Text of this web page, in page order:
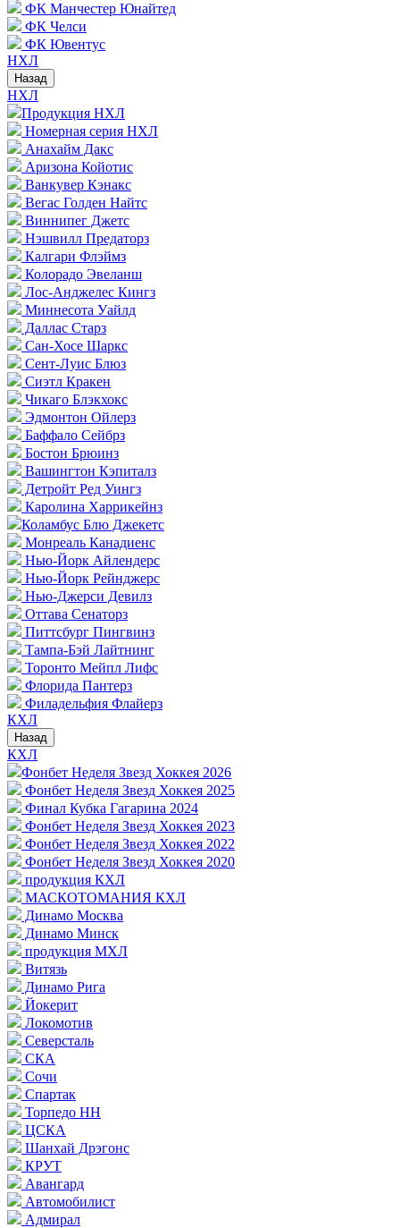
ФК Манчестер Юнайтед
ФК Челси
ФК Ювентус
НХЛ
Назад
НХЛ
Продукция НХЛ
Номерная серия НХЛ
Анахайм Дакс
Аризона Койотис
Ванкувер Кэнакс
Вегас Голден Найтс
Виннипег Джетс
Нэшвилл Предаторз
Калгари Флэймз
Колорадо Эвеланш
Лос-Анджелес Кингз
Миннесота Уайлд
Даллас Старз
Сан-Хосе Шаркс
Сент-Луис Блюз
Сиэтл Кракен
Чикаго Блэкхокс
Эдмонтон Ойлерз
Баффало Сейбрз
Бостон Брюинз
Вашингтон Кэпиталз
Детройт Ред Уингз
Каролина Харрикейнз
Коламбус Блю Джекетс
Монреаль Канадиенс
Нью-Йорк Айлендерс
Нью-Йорк Рейнджерс
Нью-Джерси Девилз
Оттава Сенаторз
Питтсбург Пингвинз
Тампа-Бэй Лайтнинг
Торонто Мейпл Лифс
Флорида Пантерз
Филадельфия Флайерз
КХЛ
Назад
КХЛ
Фонбет Неделя Звезд Хоккея 2026
Фонбет Неделя Звезд Хоккея 2025
Финал Кубка Гагарина 2024
Фонбет Неделя Звезд Хоккея 2023
Фонбет Неделя Звезд Хоккея 2022
Фонбет Неделя Звезд Хоккея 2020
продукция КХЛ
МАСКОТОМАНИЯ КХЛ
Динамо Москва
Динамо Минск
продукция МХЛ
Витязь
Динамо Рига
Йокерит
Локомотив
Северсталь
СКА
Сочи
Спартак
Торпедо НН
ЦСКА
Шанхай Дрэгонс
КРУТ
Авангард
Автомобилист
Адмирал